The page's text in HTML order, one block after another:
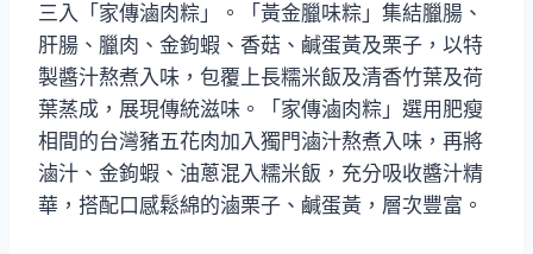
三入「家傳滷肉粽」。「黃金臘味粽」集結臘腸、
肝腸、臘肉、金鉤蝦、香菇、鹹蛋黃及栗子，以特
製醬汁熬煮入味，包覆上長糯米飯及清香竹葉及荷
葉蒸成，展現傳統滋味。「家傳滷肉粽」選用肥瘦
相間的台灣豬五花肉加入獨門滷汁熬煮入味，再將
滷汁、金鉤蝦、油蔥混入糯米飯，充分吸收醬汁精
華，搭配口感鬆綿的滷栗子、鹹蛋黃，層次豐富。